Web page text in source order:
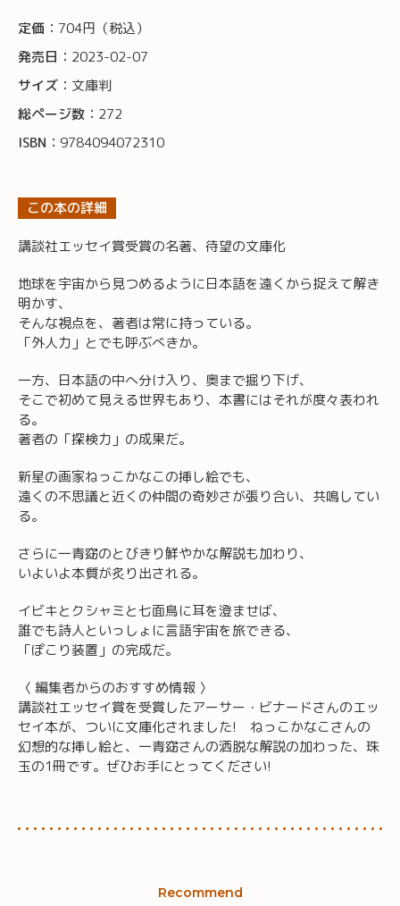
定価： 704円（税込）
発売日： 2023-02-07
サイズ： 文庫判
総ページ数： 272
ISBN： 9784094072310
この本の詳細
講談社エッセイ賞受賞の名著、待望の文庫化
地球を宇宙から見つめるように日本語を遠くから捉えて解き
明かす、
そんな視点を、著者は常に持っている。
「外人力」とでも呼ぶべきか。
一方、日本語の中へ分け入り、奥まで掘り下げ、
そこで初めて見える世界もあり、本書にはそれが度々表われ
る。
著者の「探検力」の成果だ。
新星の画家ねっこかなこの挿し絵でも、
遠くの不思議と近くの仲間の奇妙さが張り合い、共鳴してい
る。
さらに一青窈のとびきり鮮やかな解説も加わり、
いよいよ本質が炙り出される。
イビキとクシャミと七面鳥に耳を澄ませば、
誰でも詩人といっしょに言語宇宙を旅できる、
「ぽこり装置」の完成だ。
〈 編集者からのおすすめ情報 〉
講談社エッセイ賞を受賞したアーサー・ビナードさんのエッ
セイ本が、ついに文庫化されました! ねっこかなこさんの
幻想的な挿し絵と、一青窈さんの洒脱な解説の加わった、珠
玉の1冊です。ぜひお手にとってください!
Recommend